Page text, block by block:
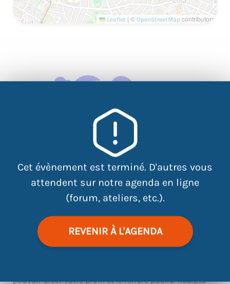
Cet évènement est terminé. D'autres vous
attendent sur notre agenda en ligne
(forum, ateliers, etc.).
REVENIR À L'AGENDA
Leaflet | © OpenStreetMap contributors
Parlez de vous en sortant du
schéma classique du CV avec
Whire 😮
pouvoir créer votre profil et le rendre public. Rédigez